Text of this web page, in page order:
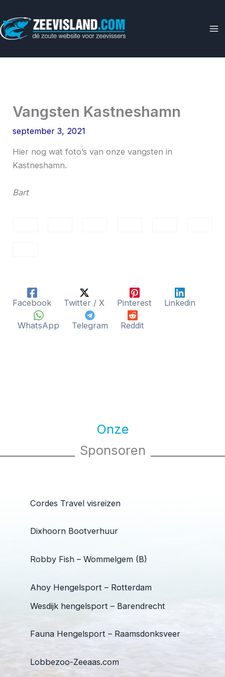
naar
de
Vangsten Kastneshamn
september 3, 2021
Hier nog wat foto’s van onze vangsten in
Kastneshamn.
Bart
Facebook Twitter / X Pinterest Linkedin
WhatsApp Telegram Reddit
Onze
Sponsoren
Cordes Travel visreizen
Dixhoorn Bootverhuur
Robby Fish – Wommelgem (B)
Ahoy Hengelsport – Rotterdam
Wesdijk hengelsport – Barendrecht
Fauna Hengelsport – Raamsdonksveer
Lobbezoo-Zeeaas.com